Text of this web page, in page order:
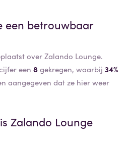
een betrouwbaar
over Zalando Lounge.
een 8gekregen, waarbij 34%
aangegeven dat ze hier weer
Zalando Lounge